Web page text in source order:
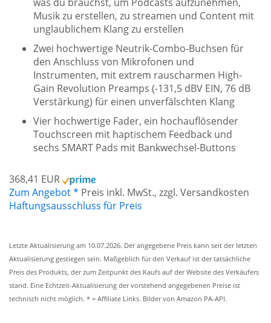
Musik zu erstellen, zu streamen und Content mit
unglaublichem Klang zu erstellen
Zwei hochwertige Neutrik-Combo-Buchsen für
den Anschluss von Mikrofonen und
Instrumenten, mit extrem rauscharmen High-
Gain Revolution Preamps (-131,5 dBV EIN, 76 dB
Verstärkung) für einen unverfälschten Klang
Vier hochwertige Fader, ein hochauflösender
Touchscreen mit haptischem Feedback und
sechs SMART Pads mit Bankwechsel-Buttons
368,41 EUR
Zum Angebot * Preis inkl. MwSt., zzgl. Versandkosten
Haftungsausschluss für Preis
Letzte Aktualisierung am 10.07.2026. Der angegebene Preis kann seit der letzten
Aktualisierung gestiegen sein. Maßgeblich für den Verkauf ist der tatsächliche
Preis des Produkts, der zum Zeitpunkt des Kaufs auf der Website des Verkäufers
stand. Eine Echtzeit-Aktualisierung der vorstehend angegebenen Preise ist
technisch nicht möglich. * = Affiliate Links. Bilder von Amazon PA-API.